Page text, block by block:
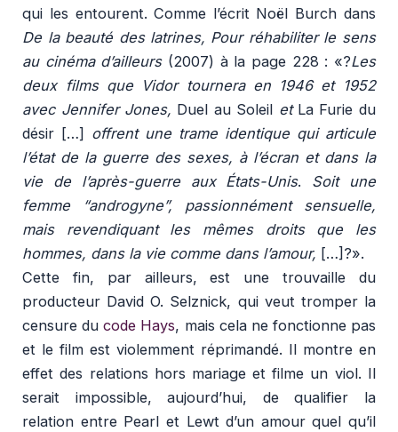
qui les entourent. Comme l’écrit Noël Burch dans
De la beauté des latrines, Pour réhabiliter le sens
au cinéma d’ailleurs (2007) à la page 228 : «?Les
deux films que Vidor tournera en 1946 et 1952
avec Jennifer Jones, Duel au Soleil et La Furie du
désir […] offrent une trame identique qui articule
l’état de la guerre des sexes, à l’écran et dans la
vie de l’après-guerre aux États-Unis. Soit une
femme “androgyne”, passionnément sensuelle,
mais revendiquant les mêmes droits que les
hommes, dans la vie comme dans l’amour, […]?».
Cette fin, par ailleurs, est une trouvaille du
producteur David O. Selznick, qui veut tromper la
censure ducode Hays, mais cela ne fonctionne pas
et le film est violemment réprimandé. Il montre en
effet des relations hors mariage et filme un viol. Il
serait impossible, aujourd’hui, de qualifier la
relation entre Pearl et Lewt d’un amour quel qu’il